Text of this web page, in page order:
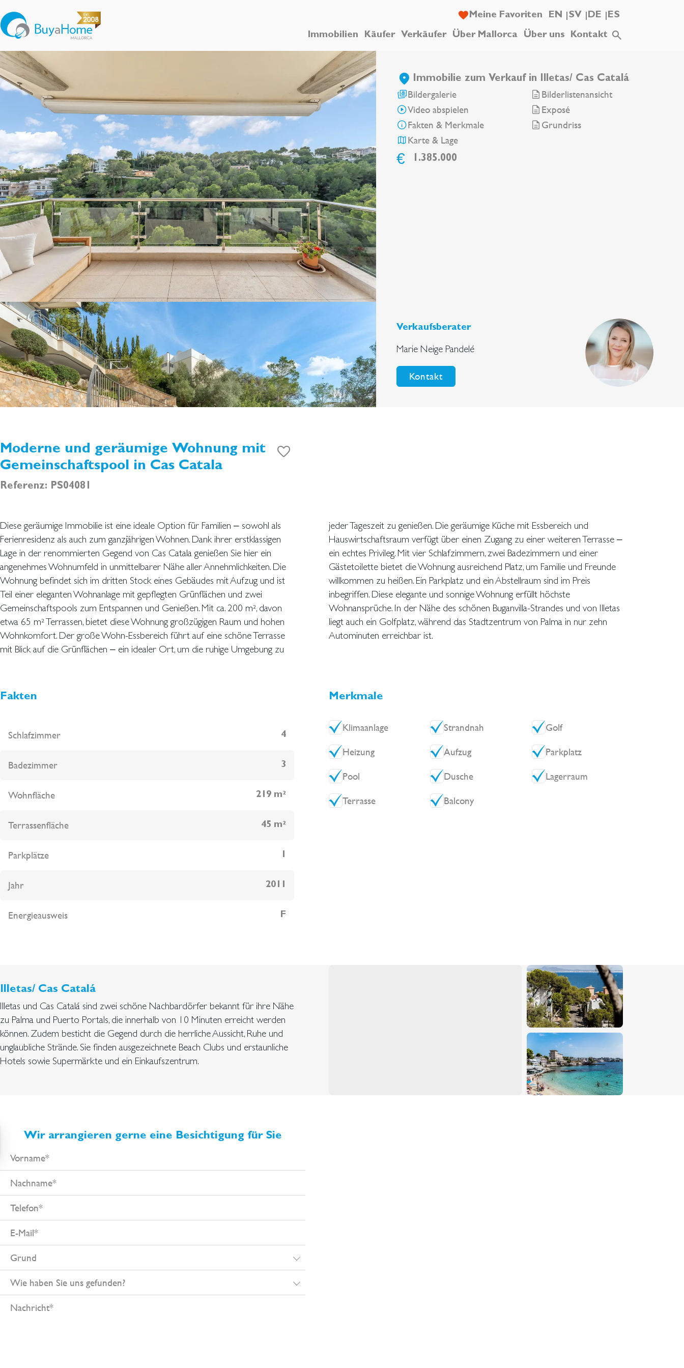
Meine Favoriten EN SV DE ES
Immobilien Käufer Verkäufer Über Mallorca Über uns Kontakt
Immobilie zum Verkauf in Illetas/ Cas Catalá
Bildergalerie
Video abspielen
Fakten & Merkmale
Karte & Lage
Bilderlistenansicht
Exposé
Grundriss
€ 1.385.000
Verkaufsberater
Marie Neige Pandelé
Kontakt
Moderne und geräumige Wohnung mit
Gemeinschaftspool in Cas Catala
Referenz: PS04081
Diese geräumige Immobilie ist eine ideale Option für Familien – sowohl als
Ferienresidenz als auch zum ganzjährigen Wohnen. Dank ihrer erstklassigen
Lage in der renommierten Gegend von Cas Catala genießen Sie hier ein
angenehmes Wohnumfeld in unmittelbarer Nähe aller Annehmlichkeiten. Die
Wohnung befindet sich im dritten Stock eines Gebäudes mit Aufzug und ist
Teil einer eleganten Wohnanlage mit gepflegten Grünflächen und zwei
Gemeinschaftspools zum Entspannen und Genießen. Mit ca. 200 m², davon
etwa 65 m² Terrassen, bietet diese Wohnung großzügigen Raum und hohen
Wohnkomfort. Der große Wohn-Essbereich führt auf eine schöne Terrasse
mit Blick auf die Grünflächen – ein idealer Ort, um die ruhige Umgebung zu
jeder Tageszeit zu genießen. Die geräumige Küche mit Essbereich und
Hauswirtschaftsraum verfügt über einen Zugang zu einer weiteren Terrasse –
ein echtes Privileg. Mit vier Schlafzimmern, zwei Badezimmern und einer
Gästetoilette bietet die Wohnung ausreichend Platz, um Familie und Freunde
willkommen zu heißen. Ein Parkplatz und ein Abstellraum sind im Preis
inbegriffen. Diese elegante und sonnige Wohnung erfüllt höchste
Wohnansprüche. In der Nähe des schönen Buganvilla-Strandes und von Illetas
liegt auch ein Golfplatz, während das Stadtzentrum von Palma in nur zehn
Autominuten erreichbar ist.
Fakten
Schlafzimmer 4
Badezimmer 3
Wohnfläche 219 m²
Terrassenfläche 45 m²
Parkplätze 1
Jahr 2011
Energieausweis F
Merkmale
Klimaanlage Strandnah Golf
Heizung Aufzug Parkplatz
Pool Dusche Lagerraum
Terrasse Balcony
Illetas/ Cas Catalá
Illetas und Cas Catalá sind zwei schöne Nachbardörfer bekannt für ihre Nähe
zu Palma und Puerto Portals, die innerhalb von 10 Minuten erreicht werden
können. Zudem besticht die Gegend durch die herrliche Aussicht, Ruhe und
unglaubliche Strände. Sie finden ausgezeichnete Beach Clubs und erstaunliche
Hotels sowie Supermärkte und ein Einkaufszentrum.
Wir arrangieren gerne eine Besichtigung für Sie